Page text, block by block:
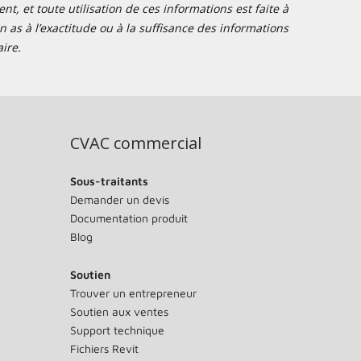
et toute utilisation de ces informations est faite à
as à l’exactitude ou à la suffisance des informations
CVAC commercial
Sous-traitants
Demander un devis
Documentation produit
Blog
Soutien
Trouver un entrepreneur
Soutien aux ventes
Support technique
Fichiers Revit